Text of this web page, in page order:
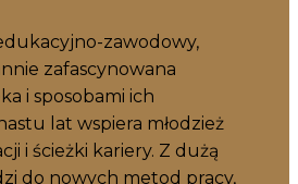
zawodowy,
zafascynowana
i sposobami ich
lat wspiera młodzież
i ścieżki kariery. Z dużą
do nowych metod pracy,